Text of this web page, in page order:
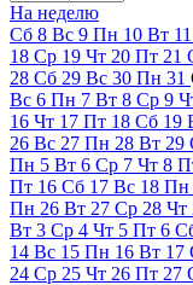
На неделю
Сб 8 Вс 9 Пн 10 Вт 11
18 Ср 19 Чт 20 Пт 21
28 Сб 29 Вс 30 Пн 31
Вс 6 Пн 7 Вт 8 Ср 9
16 Чт 17 Пт 18 Сб 19
26 Вс 27 Пн 28 Вт 29
Пн 5 Вт 6 Ср 7 Чт 8
Пт 16 Сб 17 Вс 18 Пн
Пн 26 Вт 27 Ср 28 Чт
Вт 3 Ср 4 Чт 5 Пт 6
14 Вс 15 Пн 16 Вт 17
24 Ср 25 Чт 26 Пт 27